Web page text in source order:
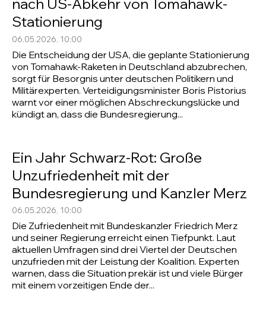
nach US-Abkehr von Tomahawk-
Stationierung
06.05.2026, 10:00
Die Entscheidung der USA, die geplante Stationierung
von Tomahawk-Raketen in Deutschland abzubrechen,
sorgt für Besorgnis unter deutschen Politikern und
Militärexperten. Verteidigungsminister Boris Pistorius
warnt vor einer möglichen Abschreckungslücke und
kündigt an, dass die Bundesregierung...
Ein Jahr Schwarz-Rot: Große
Unzufriedenheit mit der
Bundesregierung und Kanzler Merz
06.05.2026, 10:00
Die Zufriedenheit mit Bundeskanzler Friedrich Merz
und seiner Regierung erreicht einen Tiefpunkt. Laut
aktuellen Umfragen sind drei Viertel der Deutschen
unzufrieden mit der Leistung der Koalition. Experten
warnen, dass die Situation prekär ist und viele Bürger
mit einem vorzeitigen Ende der...